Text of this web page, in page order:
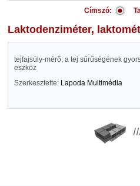
Címszó:
laktodenziméter,
tejfajsúly-mérő; a tej sűrűségének
eszköz
Szerkesztette: Lapoda Multimédia